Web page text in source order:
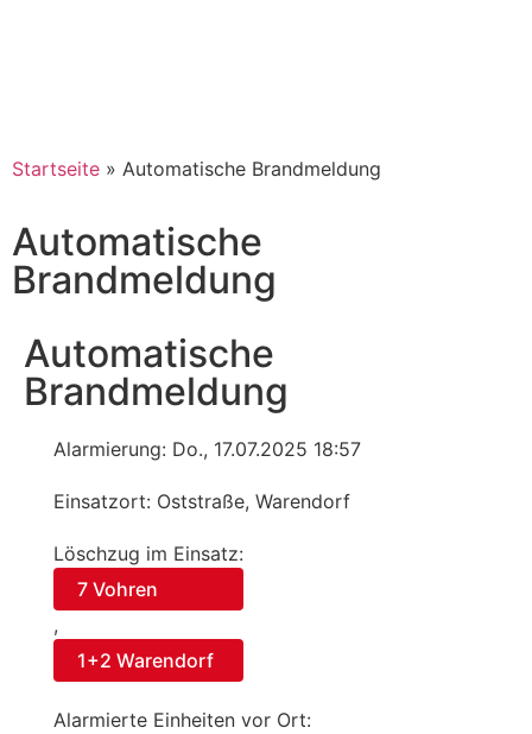
Startseite » Automatische Brandmeldung
Automatische
Brandmeldung
Automatische
Brandmeldung
Alarmierung: Do., 17.07.2025 18:57
Einsatzort: Oststraße, Warendorf
Löschzug im Einsatz:
7 Vohren
,
1+2 Warendorf
Alarmierte Einheiten vor Ort: